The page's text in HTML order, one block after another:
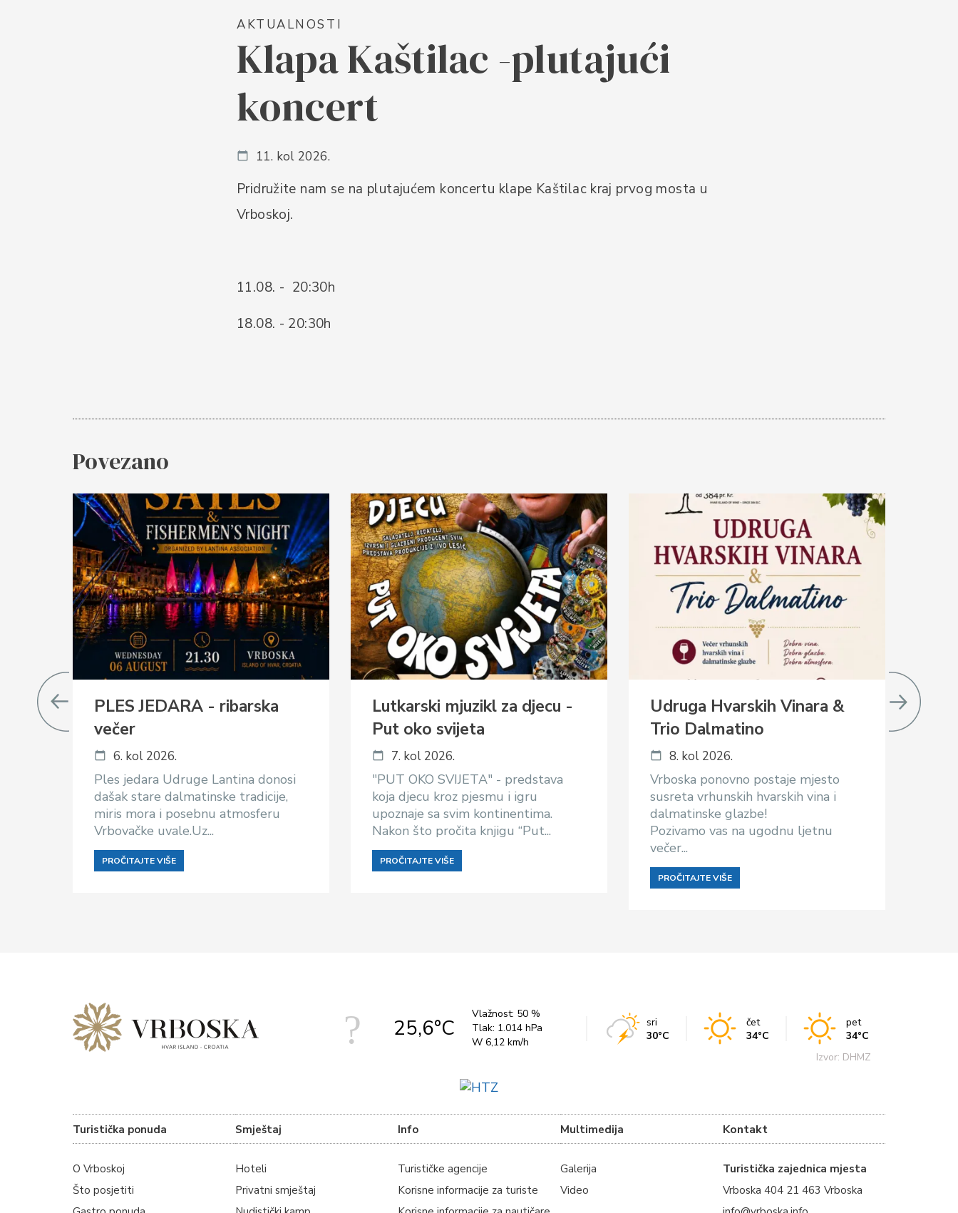
AKTUALNOSTI
Klapa Kaštilac -plutajući
koncert
11. kol 2026.
Pridružite nam se na plutajućem koncertu klape Kaštilac kraj prvog mosta u
Vrboskoj.
11.08. - 20:30h
18.08. - 20:30h
Povezano
PLES JEDARA - ribarska
večer
6. kol 2026.
Ples jedara Udruge Lantina donosi
dašak stare dalmatinske tradicije,
miris mora i posebnu atmosferu
Vrbovačke uvale.Uz...
PROČITAJTE VIŠE
Lutkarski mjuzikl za djecu -
Put oko svijeta
7. kol 2026.
"PUT OKO SVIJETA" - predstava
koja djecu kroz pjesmu i igru
upoznaje sa svim kontinentima.
Nakon što pročita knjigu “Put...
PROČITAJTE VIŠE
Udruga Hvarskih Vinara &
Trio Dalmatino
8. kol 2026.
Vrboska ponovno postaje mjesto
susreta vrhunskih hvarskih vina i
dalmatinske glazbe!
Pozivamo vas na ugodnu ljetnu
večer...
PROČITAJTE VIŠE
25,6°C
Vlažnost: 50 %
Tlak: 1.014 hPa
W 6,12 km/h
sri
30°C
čet
34°C
pet
34°C
Izvor: DHMZ
Turistička ponuda
O Vrboskoj
Što posjetiti
Smještaj
Hoteli
Privatni smještaj
Info
Turističke agencije
Korisne informacije za turiste
Multimedija
Galerija
Video
Kontakt
Turistička zajednica mjesta
Vrboska 404 21 463 Vrboska